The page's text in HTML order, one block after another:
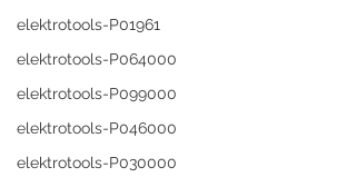
elektrotools-P01961
elektrotools-P064000
elektrotools-P099000
elektrotools-P046000
elektrotools-P030000